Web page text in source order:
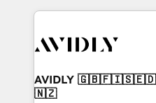
digital agency and an
CRM and webdesign (We
AVIDLY
🇳🇿